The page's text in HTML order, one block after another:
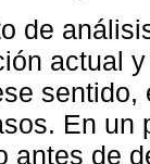
de
actual
En un
antes de